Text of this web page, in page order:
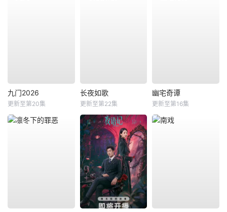
九门2026
更新至第20集
长夜如歌
更新至第22集
幽宅奇谭
更新至第16集